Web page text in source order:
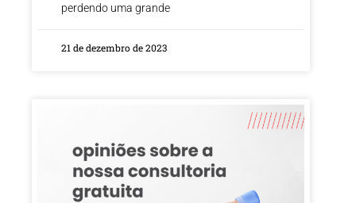
perdendo uma grande
21 de dezembro de 2023